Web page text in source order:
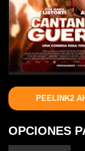
PEELINK2
OPCIONES